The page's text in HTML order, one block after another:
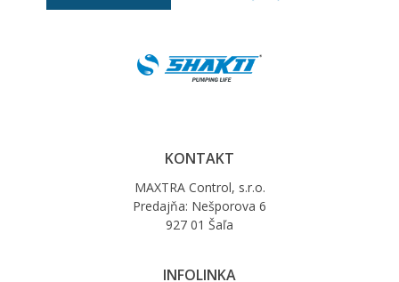
KONTAKT
MAXTRA Control, s.r.o.
Predajňa: Nešporova 6
927 01 Šaľa
INFOLINKA